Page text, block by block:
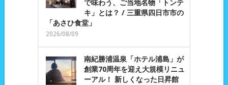
で味わう、ご当地名物「トンテ
キ」とは？ / 三重県四日市市の
「あさひ食堂」
2026/08/09
南紀勝浦温泉「ホテル浦島」が
創業70周年を迎え大規模リニュ
ーアル！ 新しくなった日昇館